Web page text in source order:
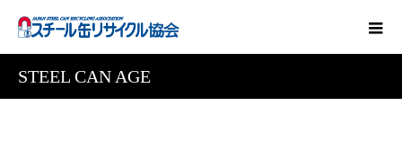
STEEL CAN AGE